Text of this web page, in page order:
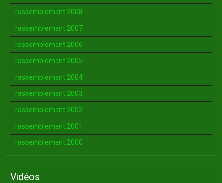
rassemblement 2008
rassemblement 2007
rassemblement 2006
rassemblement 2005
rassemblement 2004
rassemblement 2003
rassemblement 2002
rassemblement 2001
rassemblement 2000
Vidéos